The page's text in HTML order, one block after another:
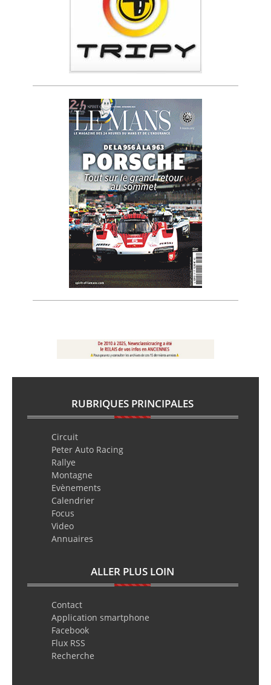
RUBRIQUES PRINCIPALES
Circuit
Peter Auto Racing
Rallye
Montagne
Evènements
Calendrier
Focus
Video
Annuaires
ALLER PLUS LOIN
Contact
Application smartphone
Facebook
Flux RSS
Recherche